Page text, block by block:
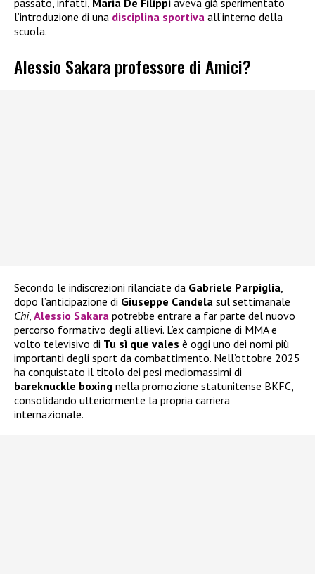
l’introduzione di una disciplina sportiva all’interno della
scuola.
Alessio Sakara professore di Amici?
Secondo le indiscrezioni rilanciate da Gabriele Parpiglia,
dopo l’anticipazione di Giuseppe Candela sul settimanale
Chi, Alessio Sakara potrebbe entrare a far parte del nuovo
percorso formativo degli allievi. L’ex campione di MMA e
volto televisivo di Tu sì que vales è oggi uno dei nomi più
importanti degli sport da combattimento. Nell’ottobre 2025
ha conquistato il titolo dei pesi mediomassimi di
bareknuckle boxing nella promozione statunitense BKFC,
consolidando ulteriormente la propria carriera
internazionale.